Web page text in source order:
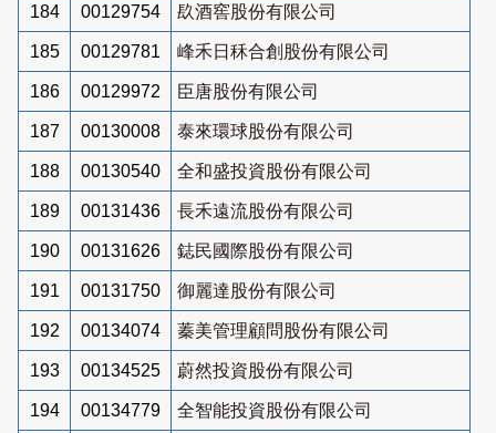
184 00129754 镹酒窖股份有限公司
185 00129781 峰禾日秝合創股份有限公司
186 00129972 臣唐股份有限公司
187 00130008 泰來環球股份有限公司
188 00130540 全和盛投資股份有限公司
189 00131436 長禾遠流股份有限公司
190 00131626 鋕民國際股份有限公司
191 00131750 御麗達股份有限公司
192 00134074 蓁美管理顧問股份有限公司
193 00134525 蔚然投資股份有限公司
194 00134779 全智能投資股份有限公司